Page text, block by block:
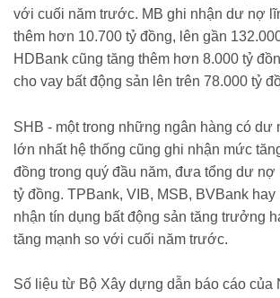
với cuối năm trước. MB ghi nhận dư nợ
thêm hơn 10.700 tỷ đồng, lên gần
HDBank cũng tăng thêm hơn 8.000 tỷ
cho vay bất động sản lên trên 78.000 tỷ
SHB - một trong những ngân hàng có dư
lớn nhất hệ thống cũng ghi nhận mức
đồng trong quý đầu năm, đưa tổng dư
tỷ đồng. TPBank, VIB, MSB, BVBank
nhận tín dụng bất động sản tăng trưởng
tăng mạnh so với cuối năm trước.
Số liệu từ Bộ Xây dựng dẫn báo cáo của